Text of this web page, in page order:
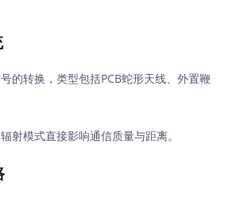
转换，类型包括PCB蛇形天线、外置鞭
模式直接影响通信质量与距离。